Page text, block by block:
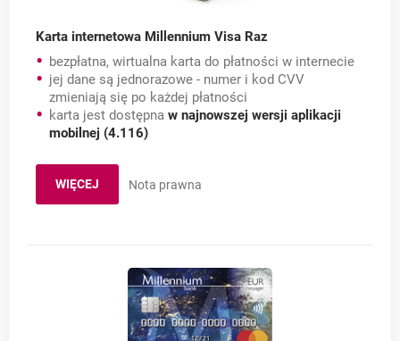
Karta internetowa Millennium Visa Raz
bezpłatna, wirtualna karta do płatności w internecie
jej dane są jednorazowe - numer i kod CVV
zmieniają się po każdej płatności
karta jest dostępna w najnowszej wersji aplikacji
mobilnej (4.116)
WIĘCEJO KARCIE INTERNETOWEJ MILLENNIUM VISA RAZ
Nota prawna